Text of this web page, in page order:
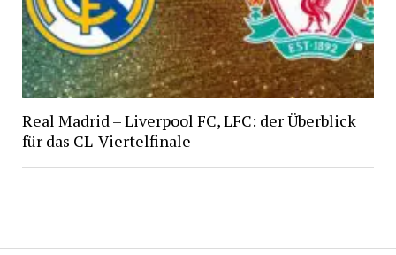
Real Madrid – Liverpool FC, LFC: der Überblick
für das CL-Viertelfinale